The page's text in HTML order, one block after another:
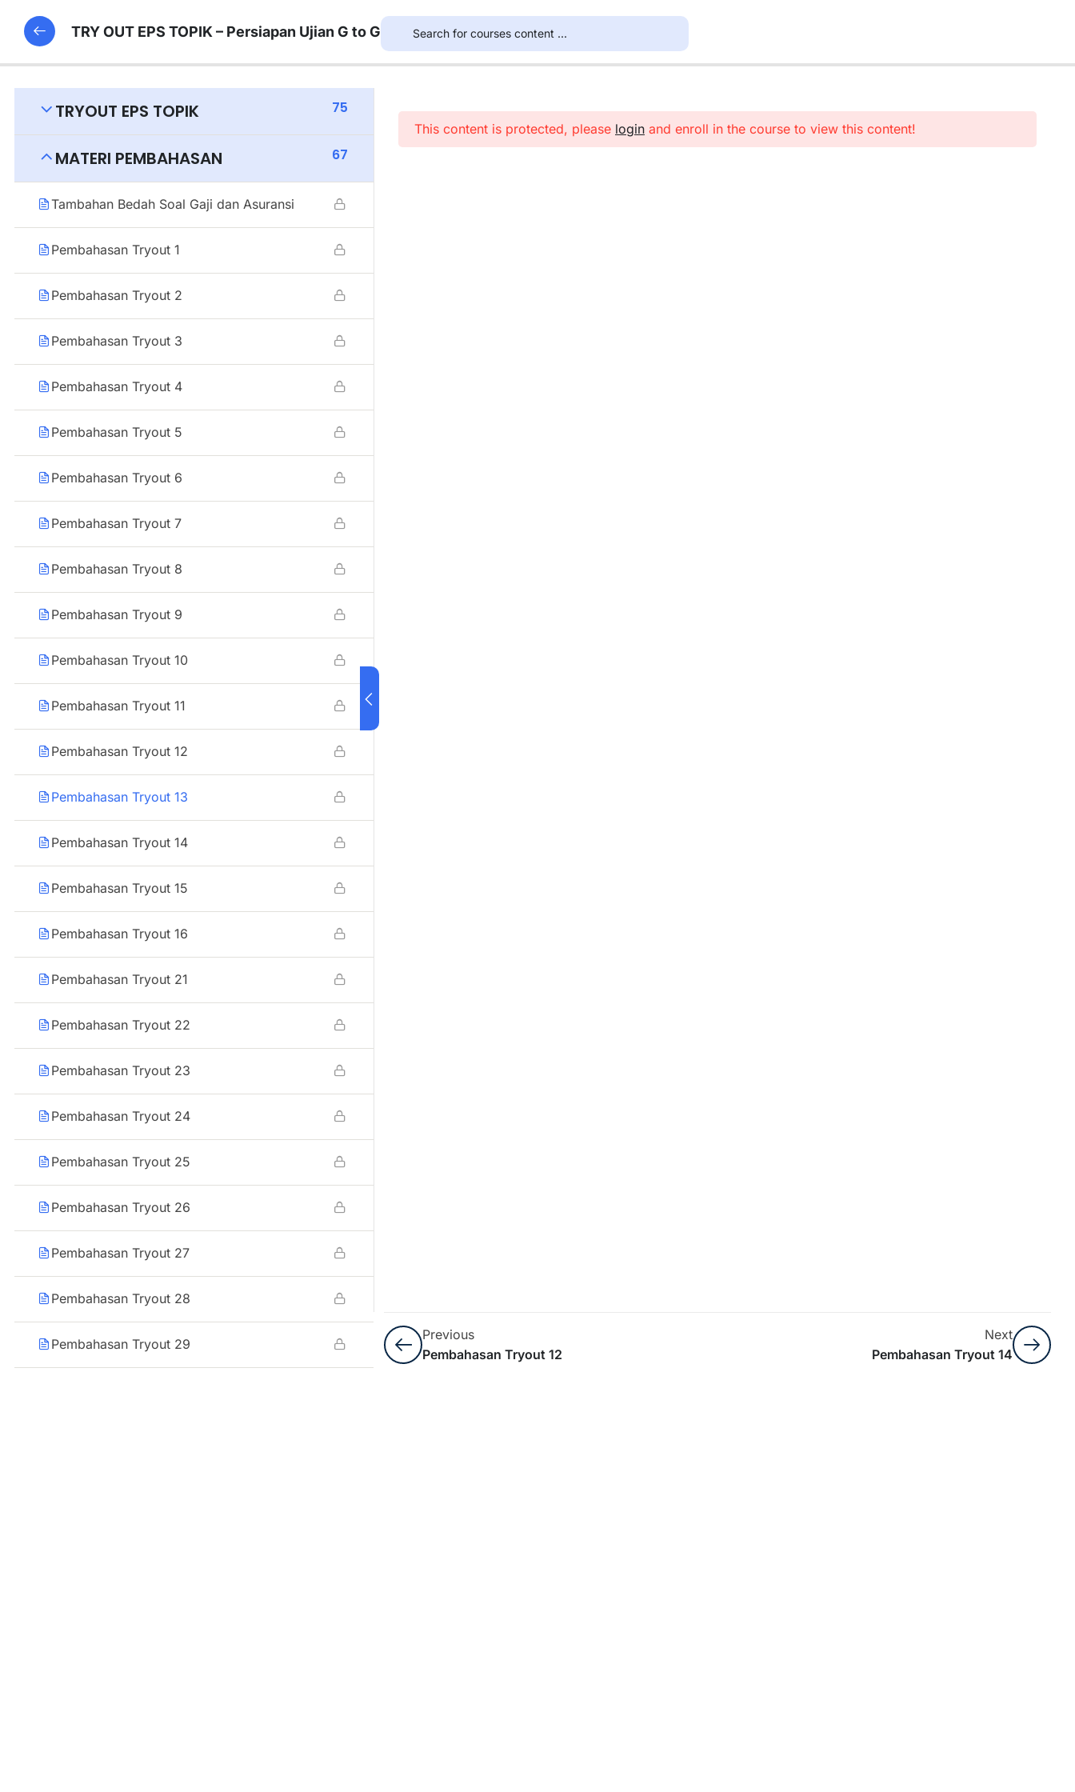
TRYOUT EPS TOPIK 75
MATERI PEMBAHASAN 67
Tambahan Bedah Soal Gaji dan Asuransi
Pembahasan Tryout 1
Pembahasan Tryout 2
Pembahasan Tryout 3
Pembahasan Tryout 4
Pembahasan Tryout 5
Pembahasan Tryout 6
Pembahasan Tryout 7
Pembahasan Tryout 8
Pembahasan Tryout 9
Pembahasan Tryout 10
Pembahasan Tryout 11
Pembahasan Tryout 12
Pembahasan Tryout 13
Pembahasan Tryout 14
Pembahasan Tryout 15
Pembahasan Tryout 16
Pembahasan Tryout 21
Pembahasan Tryout 22
Pembahasan Tryout 23
Pembahasan Tryout 24
Pembahasan Tryout 25
Pembahasan Tryout 26
Pembahasan Tryout 27
Pembahasan Tryout 28
Pembahasan Tryout 29
TRY OUT EPS TOPIK – Persiapan Ujian G to G
This content is protected, please login and enroll in the course to view this content!
Previous
Pembahasan Tryout 12
Next
Pembahasan Tryout 14